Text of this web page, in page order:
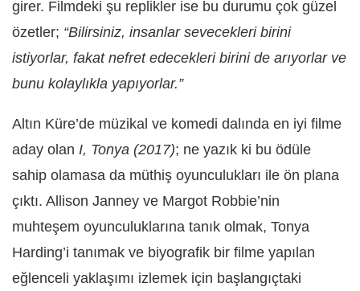
girer. Filmdeki şu replikler ise bu durumu çok güzel
özetler; “Bilirsiniz, insanlar sevecekleri birini
istiyorlar, fakat nefret edecekleri birini de arıyorlar ve
bunu kolaylıkla yapıyorlar.”
Altın Küre’de müzikal ve komedi dalında en iyi filme
aday olan I, Tonya (2017); ne yazık ki bu ödüle
sahip olamasa da müthiş oyunculukları ile ön plana
çıktı. Allison Janney ve Margot Robbie’nin
muhteşem oyunculuklarına tanık olmak, Tonya
Harding’i tanımak ve biyografik bir filme yapılan
eğlenceli yaklaşımı izlemek için başlangıçtaki